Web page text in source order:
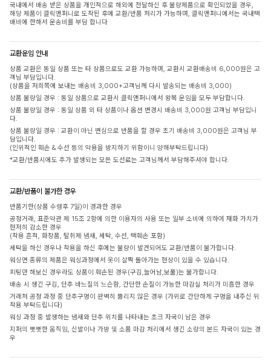
국내에서 배송 받은 상품을 개인적으로 해외에 전달하신 후 불량제품으로 확인되었을 경우,
해당 제품이 클릭앤퍼니로 도착된 후에 교환/반품 처리가 가능하며, 클릭앤퍼니에서는 국내택
배비에 한해서 운송비를 부담 합니다
교환운임 안내
상품 교환은 동일 상품 또는 타 상품으로도 교환 가능하며, 교환시 교환배송비 6,000원은 고
객님 부담입니다.
(상품을 저희쪽에 보내는 배송비 3,000+고객님께 다시 발송되는 배송비 3,000)
상품 불량일 경우 : 동일 상품으로 교환시 클릭앤퍼니에서 왕복 운임을 모두 부담합니다.
상품 불량일 경우 : 동일 상품 외 타 상품이나 옵션 변경시 배송비 3,000원 고객님 부담입니
다.
상품 불량일 경우 : 교환이 아닌 변심으로 반품을 할 경우 초기 배송비 3,000원은 고객님 부
담입니다.
(인위적인 훼손 & 수선 등의 악용을 방지하기 위함이니 양해부탁드립니다)
*교환/반품시에도 추가 발생되는 모든 도선료는 고객님께서 부담해주셔야 합니다.
교환/반품이 불가한 경우
반품기한(상품 수령후 7일)이 경과한 경우
공정거래, 표준약관 제 15조 2항에 의한 이용자의 사용 또는 일부 소비에 의하여 재화 가치가
현저히 감소한 경우
(착용 흔적, 화장품, 탈취제 냄새, 세탁, 수선, 택훼손 포함)
세탁을 하신 경우나 착용을 하신 후에는 불량이 발견되어도 교환/반품이 불가합니다.
워싱면 종류의 제품은 워싱과정에서 옷이 살짝 돌아가는 현상이 있을 수 있습니다.
피팅만 해보신 경우라도 상품이 훼손된 경우(구김,늘어남,보풀)는 불가합니다.
배송 시 생긴 구김, 단추 바느질의 느슨함, 간단한 손질이 가능한 마감실 처리가 미흡한 경우
거래처 공정 과정 중 단추구멍이 완벽히 뚫리지 않은 경우 (가위로 간단하게 구멍을 내주신 뒤
착용 부탁드립니다)
워싱 과정 중 발생하는 냄새와 단추 위치를 나타내는 초크 자국이 남은 경우
지퍼의 뻣뻣한 움직임, 신발이나 가방 및 소품 마감 처리에서 생긴 소량의 본드 자국이 있는 경
우